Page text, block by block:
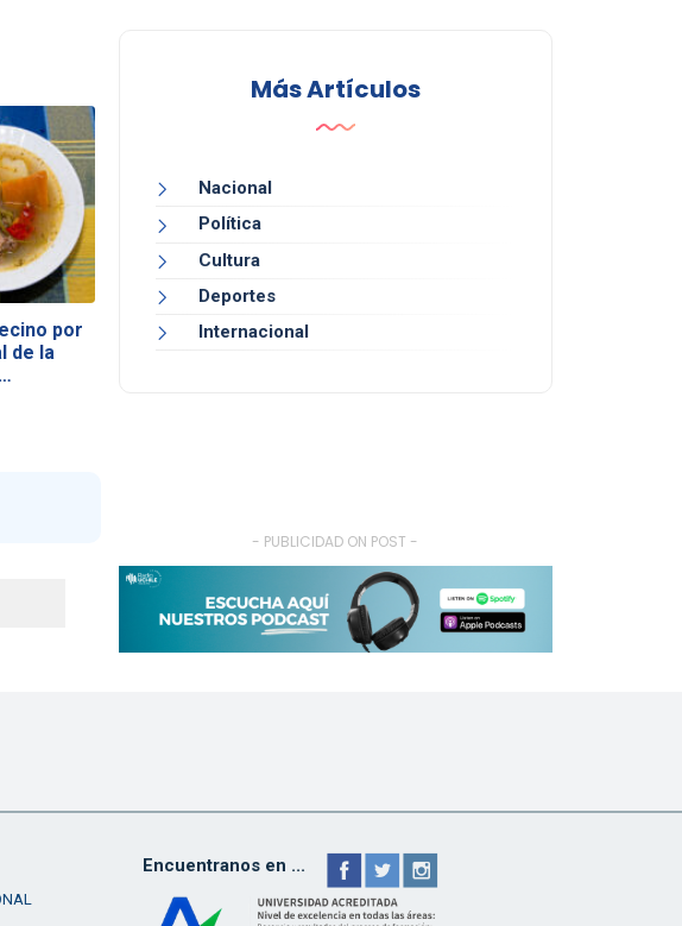
por
de la
Más Artículos
Nacional
Política
Cultura
Deportes
Internacional
- PUBLICIDAD ON POST -
Encuentranos en ...